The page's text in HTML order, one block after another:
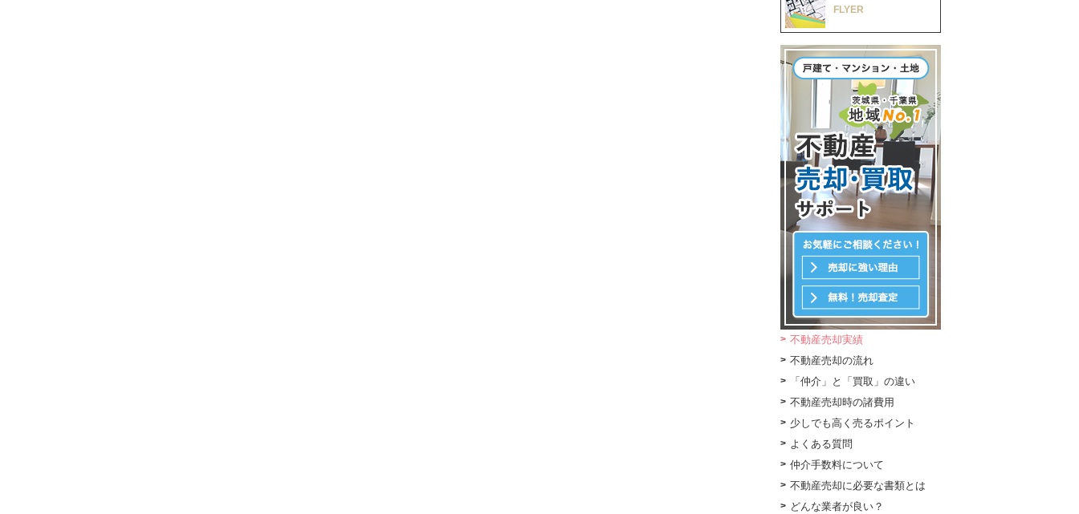
FLYER
不動産売却実績
不動産売却の流れ
「仲介」と「買取」の違い
不動産売却時の諸費用
少しでも高く売るポイント
よくある質問
仲介手数料について
不動産売却に必要な書類とは
どんな業者が良い？